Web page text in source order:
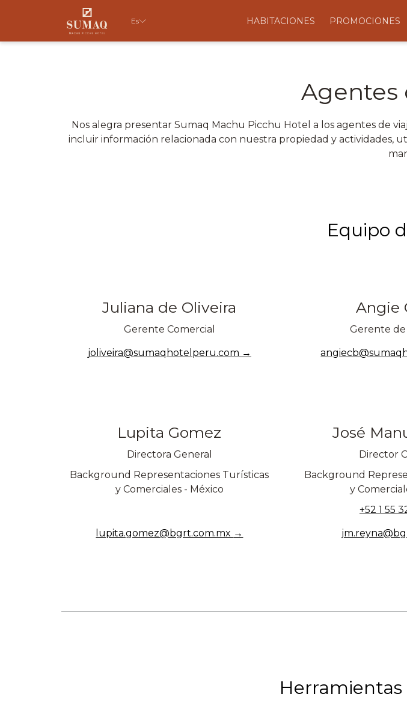
Es HABITACIONES PROMOCIONES
Agentes
Nos alegra presentar Sumaq Machu Picchu Hotel a los agentes de
incluir información relacionada con nuestra propiedad y actividades,
Equipo
Juliana de Oliveira
Gerente Comercial
joliveira@sumaqhotelperu.com
Angie
Gerente
Lupita Gomez
Directora General
Background Representaciones Turísticas
y Comerciales - México
lupita.gomez@bgrt.com.mx
José
Director
Background
y
+52 1 55